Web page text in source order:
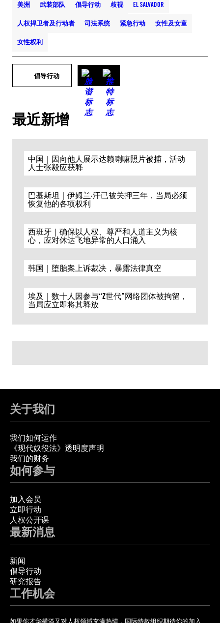
美洲 武装部队 倡导行动 歧视 EL SALVADOR
人权捍卫者及行动者 司法系统 紧急行动 女性及女童
女性权利
倡导行动
最近新增
中国｜因向他人展示达赖喇嘛照片被捕，活动
人士张毅应获释
巴基斯坦｜伊姆兰·汗已被关押三年，当局必须
恢复他的各项权利
西班牙｜确保以人权、尊严和人道主义为核
心，应对休达飞地异常的人口涌入
韩国｜堕胎案上诉裁决，暴露法律真空
埃及｜数十人因参与“Z世代”网络团体被拘留，
当局应立即将其释放
关于我们
我们如何运作
《现代奴役法》透明度声明
我们的财务
如何参与
加入会员
立即行动
人权公开课
最新消息
新闻
倡导行动
研究报告
工作机会
如果你才华横溢又对人权领域充满热情，国际特赦组织期待你的加入